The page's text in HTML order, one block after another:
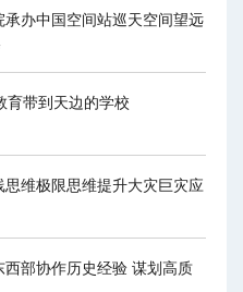
办中国空间站巡天空间望远
育带到天边的学校
维极限思维提升大灾巨灾应
部协作历史经验 谋划高质